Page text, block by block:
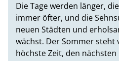
Die Tage werden länger,
immer öfter, und die
neuen Städten und
wächst. Der Sommer steht
höchste Zeit, den